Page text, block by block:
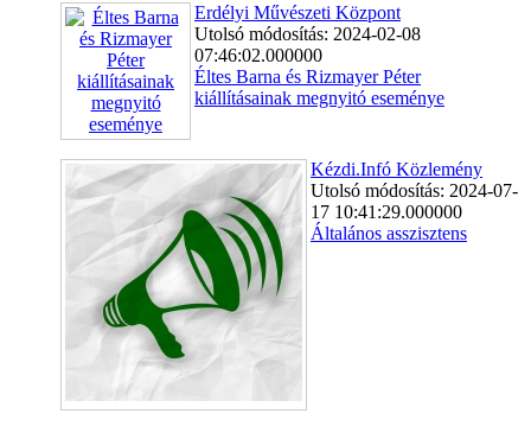
Erdélyi Művészeti Központ
Utolsó módosítás: 2024-02-08
07:46:02.000000
Éltes Barna és Rizmayer Péter
kiállításainak megnyitó eseménye
Kézdi.Infó Közlemény
Utolsó módosítás: 2024-07-
17 10:41:29.000000
Általános asszisztens